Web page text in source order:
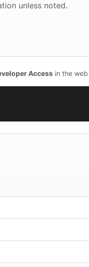
unless noted.
Access in the